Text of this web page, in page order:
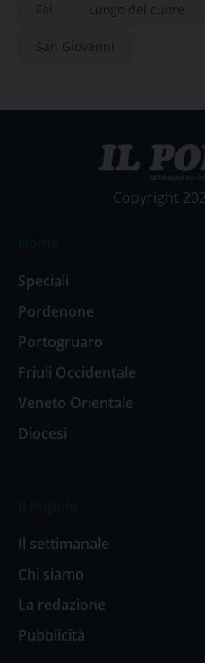
Fai Luogo del cuore
San Giovanni
Copyright
Speciali
Pordenone
Portogruaro
Friuli Occidentale
Veneto Orientale
Diocesi
Il settimanale
Chi siamo
La redazione
Pubblicità